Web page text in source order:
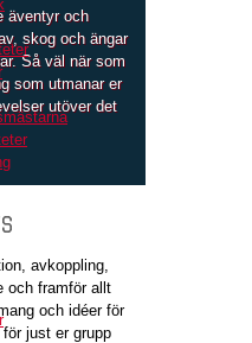
äventyr och
skog och ängar
Så väl när som
som utmanar er
utöver det
avkoppling,
och framför allt
och idéer för
just er grupp